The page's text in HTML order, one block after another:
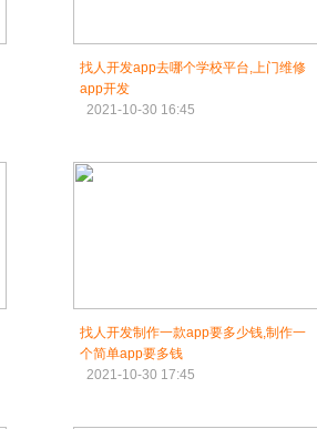
找人开发app去哪个学校平台,上门维修
app开发
2021-10-30 16:45
找人开发制作一款app要多少钱,制作一
个简单app要多钱
2021-10-30 17:45